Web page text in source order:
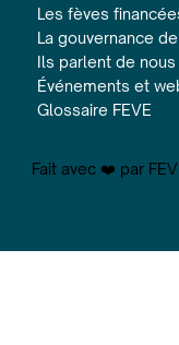
Les fèves
La gouvernance de
Ils parlent de nous
Événements et
Glossaire FEVE
Fait avec ❤️ par